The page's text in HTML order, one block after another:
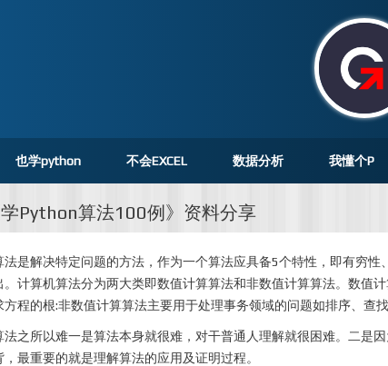
也学python 不会EXCEL 数据分析 我懂个P
学Python算法100例》资料分享
法是解决特定问题的方法，作为一个算法应具备5个特性，即有穷性
。计算机算法分为两大类即数值计算算法和非数值计算算法。数值
方程的根:非数值计算算法主要用于处理事务领域的问题如排序、查找
法之所以难一是算法本身就很难，对干普通人理解就很困难。二是
，最重要的就是理解算法的应用及证明过程。